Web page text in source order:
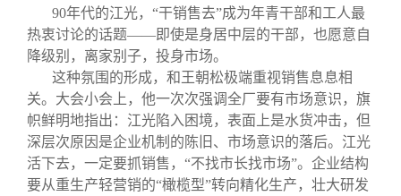
90年代的江光，“干销售去”成为年青干部和工人最
热衷讨论的话题——即使是身居中层的干部，也愿意自
降级别，离家别子，投身市场。
这种氛围的形成，和王朝松极端重视销售息息相
关。大会小会上，他一次次强调全厂要有市场意识，旗
帜鲜明地指出：江光陷入困境，表面上是水货冲击，但
深层次原因是企业机制的陈旧、市场意识的落后。江光
活下去，一定要抓销售，“不找市长找市场”。企业结构
要从重生产轻营销的“橄榄型”转向精化生产，壮大研发